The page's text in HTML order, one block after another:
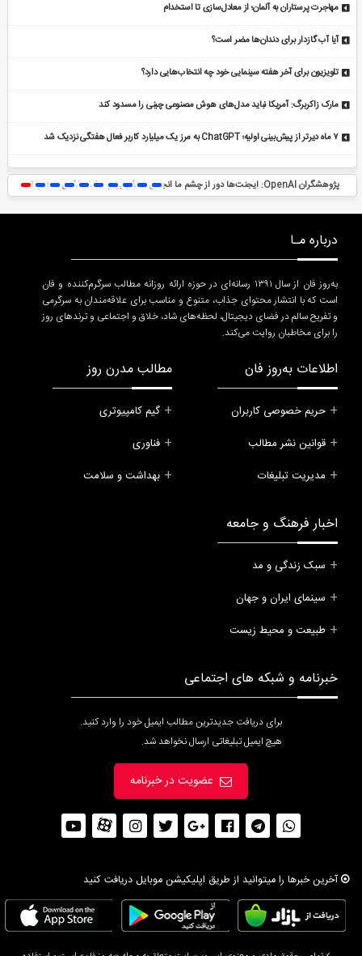
مهاجرت پرستاران به آلمان؛ از معادل‌سازی تا استخدام
آیا آب گازدار برای دندان‌ها مضر است؟
تلویزیون برای آخر هفته سینمایی خود چه انتخاب‌هایی دارد؟
مارک زاکربرگ: آمریکا نباید مدل‌های هوش مصنوعی چینی را مسدود کند
۷ ماه دیرتر از پیش‌بینی اولیه؛ ChatGPT به مرز یک میلیارد کاربر فعال هفتگی نزدیک شد
پژوهشگران OpenAI: ایجنت‌ها دور از چشم ما انجمن مخفی برای هک تشکیل داده بودند
درباره مـا
به‌روز فان از سال ۱۳۹۱ رسانه‌ای در حوزه ارائه روزانه مطالب سرگرم‌کننده و فان
است که با انتشار محتوای جذاب، متنوع و مناسب برای علاقه‌مندان به سرگرمی
و تفریح سالم در فضای دیجیتال، لحظه‌های شاد، خلاق و اجتماعی و ترندهای روز
را برای مخاطبان روایت می‌کند.
اطلاعات به‌روز فان
حریم خصوصی کاربران
قوانین نشر مطالب
مدیریت تبلیغات
مطالب مدرن روز
گیم کامپیوتری
فناوری
بهداشت و سلامت
اخبار فرهنگ و جامعه
سبک زندگی و مد
سینمای ایران و جهان
طبیعت و محیط زیست
خبرنامه و شبکه های اجتماعی
برای دریافت جدیدترین مطالب ایمیل خود را وارد کنید.
هیچ ایمیل تبلیغاتی ارسال نخواهد شد.
عضویت در خبرنامه
آخرین خبرها را میتوانید از طریق اپلیکیشن موبایل دریافت کنید